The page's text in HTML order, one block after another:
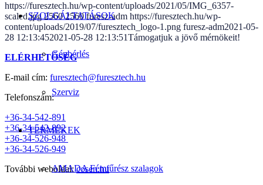
SZOLGÁLTATÁSOK
Gépbérlés
Szerviz
TERMÉKEK
AMADA Fémfűrész szalagok
https://furesztech.hu/wp-content/uploads/2021/05/IMG_6357-
scaled.jpg 2560 2560 furesz-adm https://furesztech.hu/wp-
content/uploads/2019/07/furesztech_logo-1.png furesz-adm2021-05-
28 12:13:452021-05-28 12:13:51Támogatjuk a jövő mérnökeit!
ELÉRHETŐSÉG
E-mail cím: furesztech@furesztech.hu
Telefonszám:
+36-34-542-891
+36-34-542-892
+36-34-526-948
+36-34-526-949
További weboldal:cosen.hu